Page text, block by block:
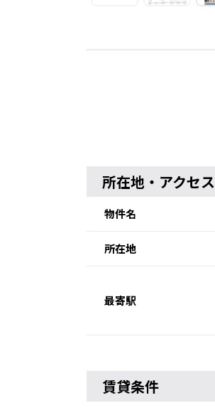
所在地・アクセス
物件名
所在地
最寄駅
賃貸条件